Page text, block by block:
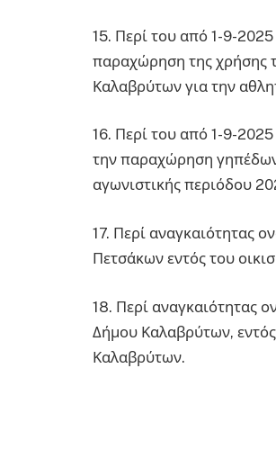
15. Περί του από 1-9-
παραχώρηση της χρήσης
Καλαβρύτων για την
16. Περί του από 1-9-
την παραχώρηση
αγωνιστικής περιόδου
17. Περί αναγκαιότητας
Πετσάκων εντός του
18. Περί αναγκαιότητας
Δήμου Καλαβρύτων,
Καλαβρύτων.